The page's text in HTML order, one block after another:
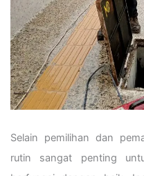
Selain pemilihan dan
rutin sangat penting